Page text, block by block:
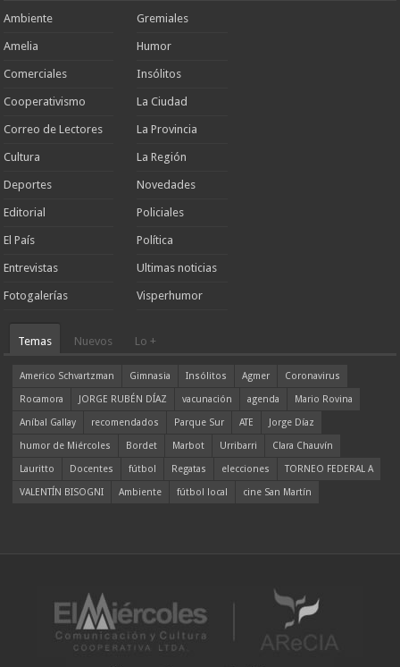
Ambiente
Amelia
Comerciales
Cooperativismo
Correo de Lectores
Cultura
Deportes
Editorial
El País
Entrevistas
Fotogalerías
Gremiales
Humor
Insólitos
La Ciudad
La Provincia
La Región
Novedades
Policiales
Política
Ultimas noticias
Visperhumor
Temas Nuevos Lo +
Americo Schvartzman Gimnasia Insólitos Agmer
Coronavirus
Rocamora
JORGE RUBÉN DÍAZ vacunación agenda
Mario Rovina
Aníbal Gallay
recomendados Parque Sur ATE
Jorge Díaz
humor de Miércoles
Bordet Marbot Urribarri
Clara Chauvín
Lauritto
Docentes fútbol Regatas elecciones
TORNEO FEDERAL A
VALENTÍN BISOGNI
Ambiente fútbol local cine San Martín